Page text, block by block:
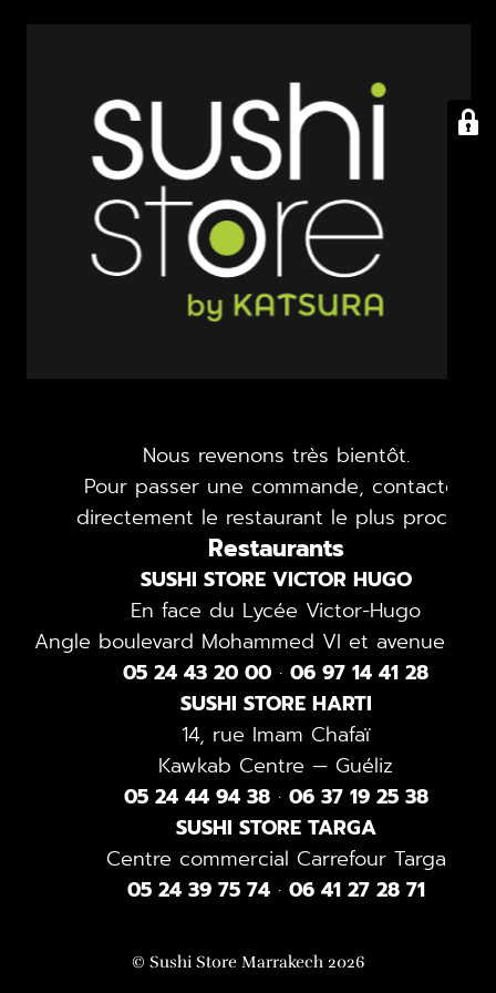
Nous revenons très bientôt.
Pour passer une commande, contactez
directement le restaurant le plus proche.
Restaurants
SUSHI STORE VICTOR HUGO
En face du Lycée Victor-Hugo
Angle boulevard Mohammed VI et avenue 4-
05 24 43 20 00 · 06 97 14 41 28
SUSHI STORE HARTI
14, rue Imam Chafaï
Kawkab Centre — Guéliz
05 24 44 94 38· 06 37 19 25 38
SUSHI STORE TARGA
Centre commercial Carrefour Targa
05 24 39 75 74· 06 41 27 28 71
© Sushi Store Marrakech 2026